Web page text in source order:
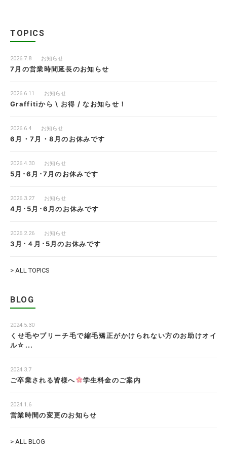
TOPICS
2026.7.8 お知らせ
7月の営業時間延長のお知らせ
2026.6.11 お知らせ
Graffitiから \ お得 / なお知らせ！
2026.6.4 お知らせ
6月・7月・8月のお休みです
2026.4.30 お知らせ
5月･6月･7月のお休みです
2026.3.27 お知らせ
4月･5月･6月のお休みです
2026.2.26 お知らせ
3月･４月･5月のお休みです
> ALL TOPICS
BLOG
2024.5.30
くせ毛やブリーチ毛で縮毛矯正がかけられない方のお助けオイ
ル☆...
2024.3.7
ご卒業される皆様へ 学生料金のご案内
2024.1.6
営業時間の変更のお知らせ
> ALL BLOG